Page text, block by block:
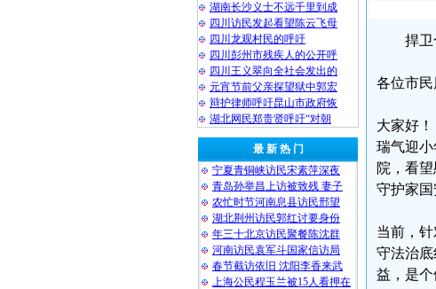
湖南长沙义士不远千里到成
四川访民发起看望陈云飞母
四川龙观村民的呼吁
四川彭州市残疾人的公开呼
四川王义翠向全社会发出的
元宵节前父亲探望狱中郭宏
辩护律师呼吁昆山市政府恢
湖北网民郑贵贤呼吁“对朝
最 新 热 门
宁夏青铜峡访民宋素萍深夜
青岛孙举昌上访被致残 妻子
农忙时节河南息县访民邢望
湖北荆州访民郭红讨要身份
年三十北京访民聚餐陈沈群
河南访民袁军斗国家信访局
春节截访依旧 沈阳李香来武
上海公民程玉兰被15人看押在
捍
各位市民
大家好！
瑞气迎
院，看
守护家国
当前，
守法治
益，是个